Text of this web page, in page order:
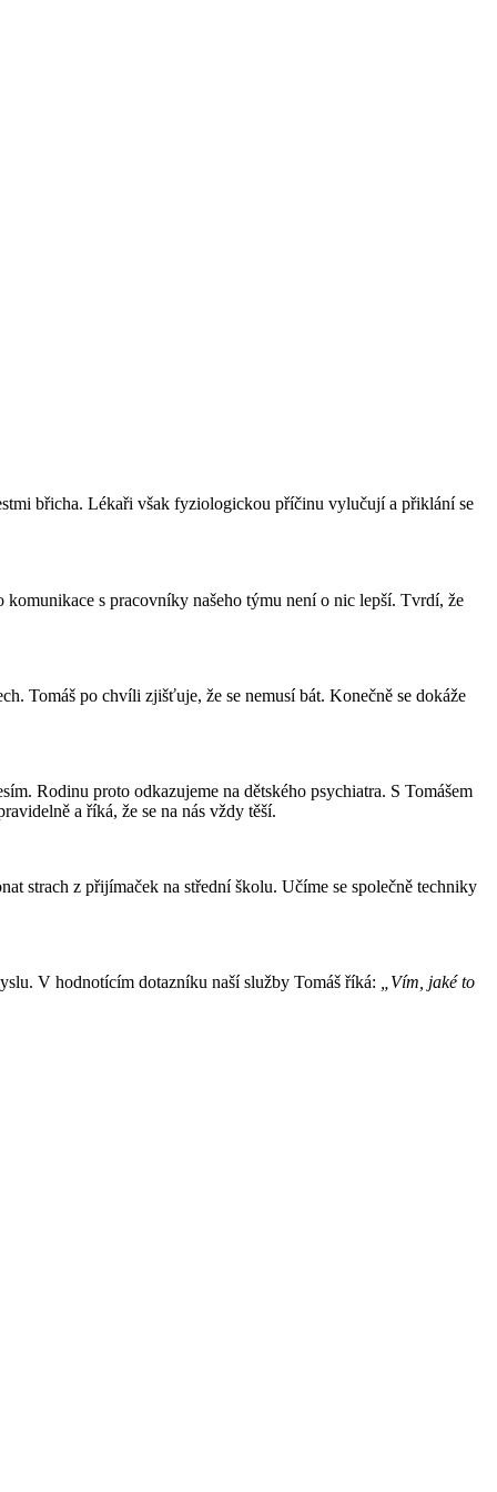
břicha. Lékaři však fyziologickou příčinu vylučují a přiklání se
s pracovníky našeho týmu není o nic lepší. Tvrdí, že
Tomáš po chvíli zjišťuje, že se nemusí bát. Konečně se dokáže
Rodinu proto odkazujeme na dětského psychiatra. S Tomášem
a říká, že se na nás vždy těší.
strach z přijímaček na střední školu. Učíme se společně techniky
V hodnotícím dotazníku naší služby Tomáš říká: „Vím, jaké to